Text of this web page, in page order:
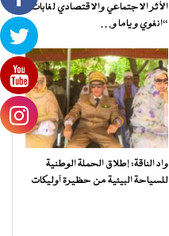
الأثر الاجتماعي والاقتصادي لغابات
“انغوي و ياما و…
واد الناقة: إطلاق الحملة الوطنية
للسياحة البيئية من حظيرة آوليكات